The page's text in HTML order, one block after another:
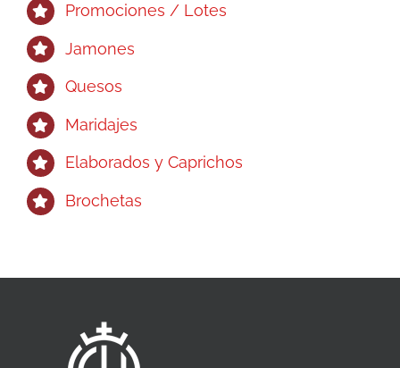
Promociones / Lotes
Jamones
Quesos
Maridajes
Elaborados y Caprichos
Brochetas